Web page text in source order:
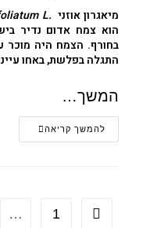
מיאגרון אוזני .Myagrum perfoliatum L
הוא צמח אדום נדיר
בחורף. הצמח היה מוכר
התגלה בפלשת, באחו
המשך…
להמשך קריאה
1
…